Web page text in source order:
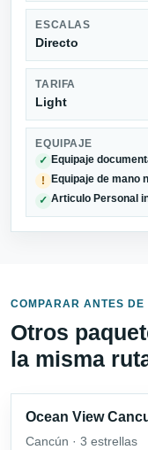
ESCALAS
Directo
TARIFA
Light
EQUIPAJE
✓ Equipaje
! Equipaje de mano
✓ Articulo Personal
COMPARAR ANTES DE
Otros
la misma
Ocean View
Cancún · 3 estrellas